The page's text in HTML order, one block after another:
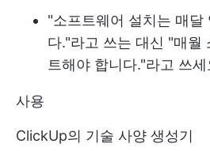
"소프트웨어 설치는 매달
다."라고 쓰는 대신 "매월
트해야 합니다."라고 쓰세
사용
ClickUp의 기술 사양 생성기